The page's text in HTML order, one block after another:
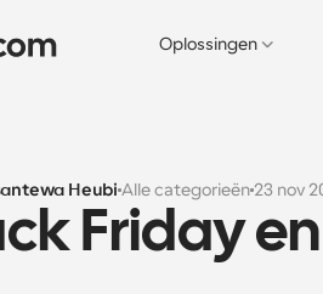
Oplossingen
Heubi Alle categorieën 23 nov
Friday